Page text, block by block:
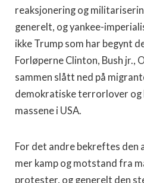
reaksjonering og
generelt, og yankee-
ikke Trump som har begynt
Forløperne Clinton, Bush jr.,
sammen slått ned på
demokratiske terrorlover
massene i USA.
For det andre bekreftes den
mer kamp og motstand fra
protester, og generelt den